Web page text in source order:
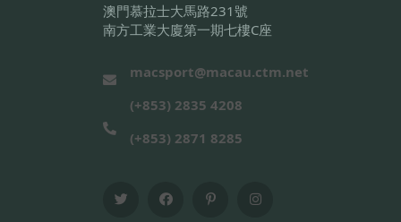
澳門慕拉士大馬路231號
南方工業大廈第一期七樓C座
macsport@macau.ctm.net
(+853) 2835 4208
(+853) 2871 8285